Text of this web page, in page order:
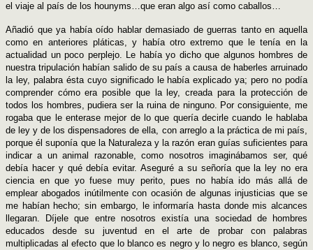
el viaje al país de los hounyms…que eran algo así como caballos…
Añadió que ya había oído hablar demasiado de guerras tanto en aquella
como en anteriores pláticas, y había otro extremo que le tenía en la
actualidad un poco perplejo. Le había yo dicho que algunos hombres de
nuestra tripulación habían salido de su país a causa de haberles arruinado
la ley, palabra ésta cuyo significado le había explicado ya; pero no podía
comprender cómo era posible que la ley, creada para la protección de
todos los hombres, pudiera ser la ruina de ninguno. Por consiguiente, me
rogaba que le enterase mejor de lo que quería decirle cuando le hablaba
de ley y de los dispensadores de ella, con arreglo a la práctica de mi país,
porque él suponía que la Naturaleza y la razón eran guías suficientes para
indicar a un animal razonable, como nosotros imaginábamos ser, qué
debía hacer y qué debía evitar. Aseguré a su señoría que la ley no era
ciencia en que yo fuese muy perito, pues no había ido más allá de
emplear abogados inútilmente con ocasión de algunas injusticias que se
me habían hecho; sin embargo, le informaría hasta donde mis alcances
llegaran. Díjele que entre nosotros existía una sociedad de hombres
educados desde su juventud en el arte de probar con palabras
multiplicadas al efecto que lo blanco es negro y lo negro es blanco, según